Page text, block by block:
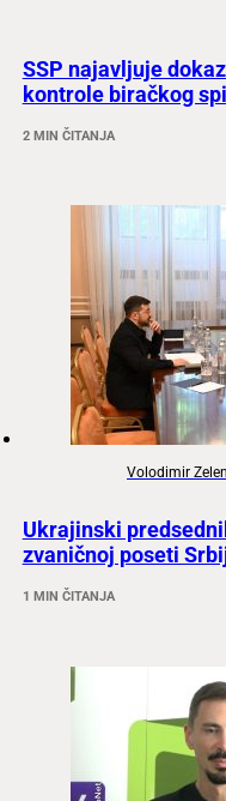
SSP najavljuje
kontrole biračkog
2 MIN ČITANJA
Volodimir
Ukrajinski
zvaničnoj poseti
1 MIN ČITANJA